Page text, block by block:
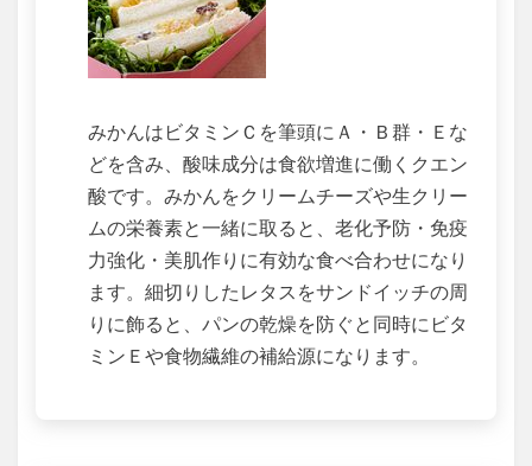
みかんはビタミンＣを筆頭にＡ・Ｂ群・Ｅな
どを含み、酸味成分は食欲増進に働くクエン
酸です。みかんをクリームチーズや生クリー
ムの栄養素と一緒に取ると、老化予防・免疫
力強化・美肌作りに有効な食べ合わせになり
ます。細切りしたレタスをサンドイッチの周
りに飾ると、パンの乾燥を防ぐと同時にビタ
ミンＥや食物繊維の補給源になります。